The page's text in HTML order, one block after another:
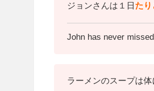
ジョンさんは１日 たり
John has never
ラーメンのスープは